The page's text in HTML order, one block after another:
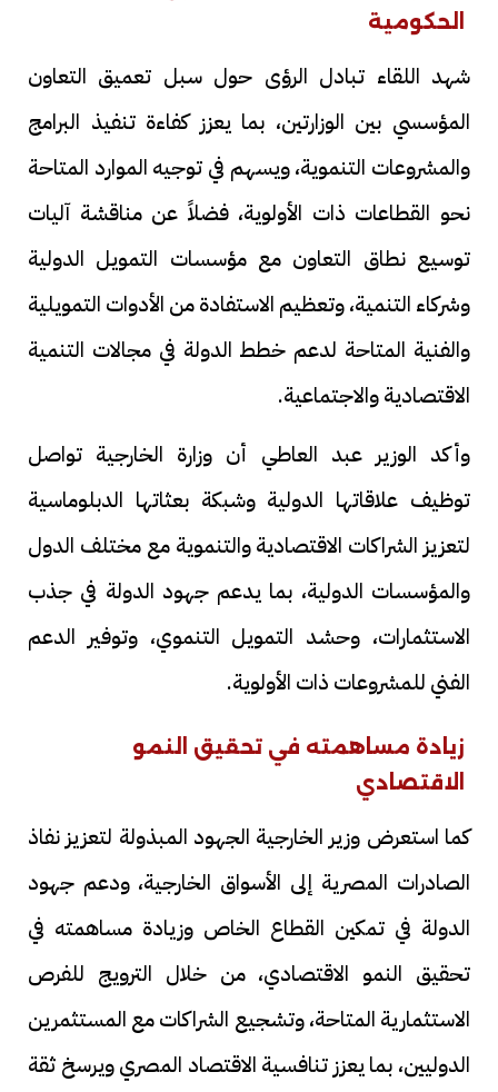
الحكومية
شهد اللقاء تبادل الرؤى حول سبل تعميق التعاون
المؤسسي بين الوزارتين، بما يعزز كفاءة تنفيذ البرامج
والمشروعات التنموية، ويسهم في توجيه الموارد المتاحة
نحو القطاعات ذات الأولوية، فضلاً عن مناقشة آليات
توسيع نطاق التعاون مع مؤسسات التمويل الدولية
وشركاء التنمية، وتعظيم الاستفادة من الأدوات التمويلية
والفنية المتاحة لدعم خطط الدولة في مجالات التنمية
الاقتصادية والاجتماعية.
وأكد الوزير عبد العاطي أن وزارة الخارجية تواصل
توظيف علاقاتها الدولية وشبكة بعثاتها الدبلوماسية
لتعزيز الشراكات الاقتصادية والتنموية مع مختلف الدول
والمؤسسات الدولية، بما يدعم جهود الدولة في جذب
الاستثمارات، وحشد التمويل التنموي، وتوفير الدعم
الفني للمشروعات ذات الأولوية.
زيادة مساهمته في تحقيق النمو
الاقتصادي
كما استعرض وزير الخارجية الجهود المبذولة لتعزيز نفاذ
الصادرات المصرية إلى الأسواق الخارجية، ودعم جهود
الدولة في تمكين القطاع الخاص وزيادة مساهمته في
تحقيق النمو الاقتصادي، من خلال الترويج للفرص
الاستثمارية المتاحة، وتشجيع الشراكات مع المستثمرين
الدوليين، بما يعزز تنافسية الاقتصاد المصري ويرسخ ثقة